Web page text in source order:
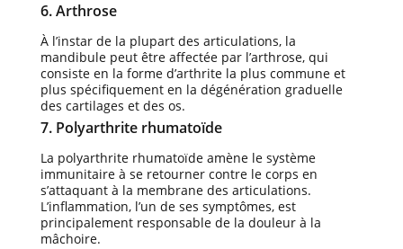
6. Arthrose
À l’instar de la plupart des articulations, la
mandibule peut être affectée par l’arthrose, qui
consiste en la forme d’arthrite la plus commune et
plus spécifiquement en la dégénération graduelle
des cartilages et des os.
7. Polyarthrite rhumatoïde
La polyarthrite rhumatoïde amène le système
immunitaire à se retourner contre le corps en
s’attaquant à la membrane des articulations.
L’inflammation, l’un de ses symptômes, est
principalement responsable de la douleur à la
mâchoire.